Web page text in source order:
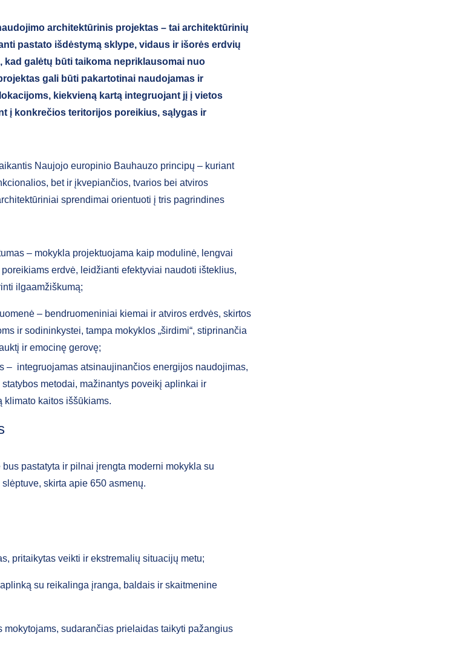
architektūrinis projektas – tai architektūrinių
pastato išdėstymą sklype, vidaus ir išorės erdvių
kad galėtų būti taikoma nepriklausomai nuo
gali būti pakartotinai naudojamas ir
kiekvieną kartą integruojant jį į vietos
į konkrečios teritorijos poreikius, sąlygas ir
Naujojo europinio Bauhauzo principų – kuriant
bet ir įkvepiančios, tvarios bei atviros
sprendimai orientuoti į tris pagrindines
– mokykla projektuojama kaip modulinė, lengvai
erdvė, leidžianti efektyviai naudoti išteklius,
ilgaamžiškumą;
– bendruomeniniai kiemai ir atviros erdvės, skirtos
ir sodininkystei, tampa mokyklos „širdimi“, stiprinančia
ir emocinę gerovę;
– integruojamas atsinaujinančios energijos naudojimas,
metodai, mažinantys poveikį aplinkai ir
klimato kaitos iššūkiams.
pastatyta ir pilnai įrengta moderni mokykla su
skirta apie 650 asmenų.
pritaikytas veikti ir ekstremalių situacijų metu;
su reikalinga įranga, baldais ir skaitmenine
mokytojams, sudarančias prielaidas taikyti pažangius